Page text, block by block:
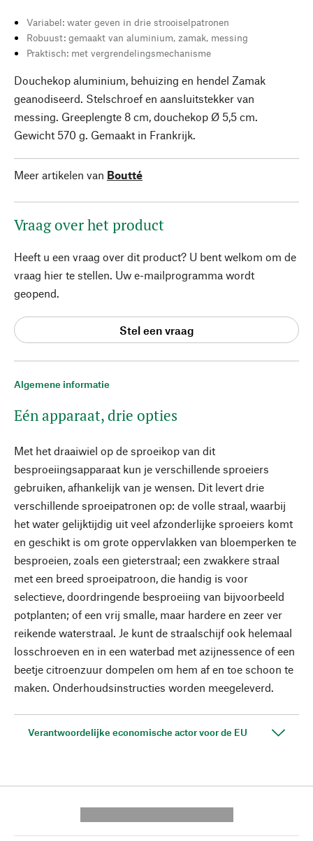
Algemene informatie
Eén apparaat, drie opties
Met het draaiwiel op de sproeikop van dit
besproeiingsapparaat kun je verschillende sproeiers
gebruiken, afhankelijk van je wensen. Dit levert drie
verschillende sproeipatronen op: de volle straal, waarbij
het water gelijktijdig uit veel afzonderlijke sproeiers komt
en geschikt is om grote oppervlakken van bloemperken te
besproeien, zoals een gieterstraal; een zwakkere straal
met een breed sproeipatroon, die handig is voor
selectieve, doordringende besproeiing van bijvoorbeeld
potplanten; of een vrij smalle, maar hardere en zeer ver
reikende waterstraal. Je kunt de straalschijf ook helemaal
losschroeven en in een waterbad met azijnessence of een
beetje citroenzuur dompelen om hem af en toe schoon te
maken. Onderhoudsinstructies worden meegeleverd.
Verantwoordelijke economische actor voor de EU
Variabel: water geven in drie strooiselpatronen
Robuust: gemaakt van aluminium, zamak, messing
Praktisch: met vergrendelingsmechanisme
Douchekop aluminium, behuizing en hendel Zamak
geanodiseerd. Stelschroef en aansluitstekker van
messing. Greeplengte 8 cm, douchekop Ø 5,5 cm.
Gewicht 570 g. Gemaakt in Frankrijk.
Meer artikelen van Boutté
Vraag over het product
Heeft u een vraag over dit product? U bent welkom om de
vraag hier te stellen. Uw e-mailprogramma wordt
geopend.
Stel een vraag